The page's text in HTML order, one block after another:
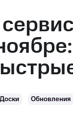
Доски
Обновления